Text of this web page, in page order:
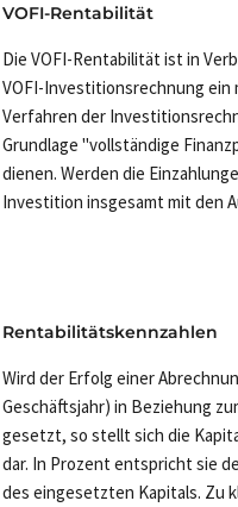
VOFI-Rentabilität
Die VOFI-Rentabilität ist in
VOFI-Investitionsrechnung ein
Verfahren der
Grundlage "vollständige
dienen. Werden die
Investition insgesamt mit den
Rentabilitätskennzahlen
Wird der Erfolg einer
Geschäftsjahr) in Beziehung
gesetzt, so stellt sich die
dar. In Prozent entspricht sie
des eingesetzten Kapitals. Zu